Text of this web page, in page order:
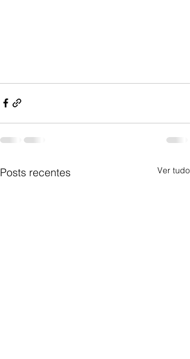
Posts recentes Ver tudo